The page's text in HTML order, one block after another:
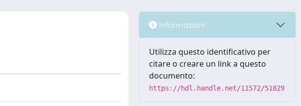
Informazioni
Utilizza questo identificativo per
citare o creare un link a questo
documento:
https://hdl.handle.net/11572/51829